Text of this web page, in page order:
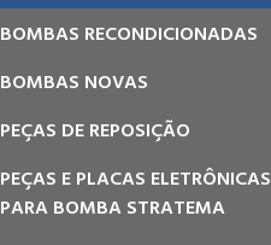
BOMBAS RECONDICIONADAS
BOMBAS NOVAS
PEÇAS DE REPOSIÇÃO
PEÇAS E PLACAS ELETRÔNICAS
PARA BOMBA STRATEMA